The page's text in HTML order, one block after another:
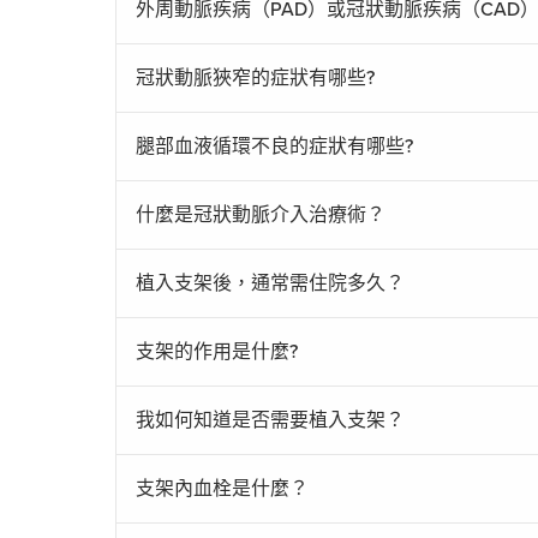
外周動脈疾病（PAD）或冠狀動脈疾病（CAD
冠狀動脈狹窄的症狀有哪些?
腿部血液循環不良的症狀有哪些?
什麼是冠狀動脈介入治療術？
植入支架後，通常需住院多久？
支架的作用是什麼?
我如何知道是否需要植入支架？
支架內血栓是什麼？